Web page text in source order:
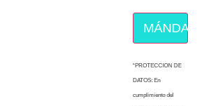
MÁNDAME
“PROTECCION DE
DATOS: En
cumplimiento del